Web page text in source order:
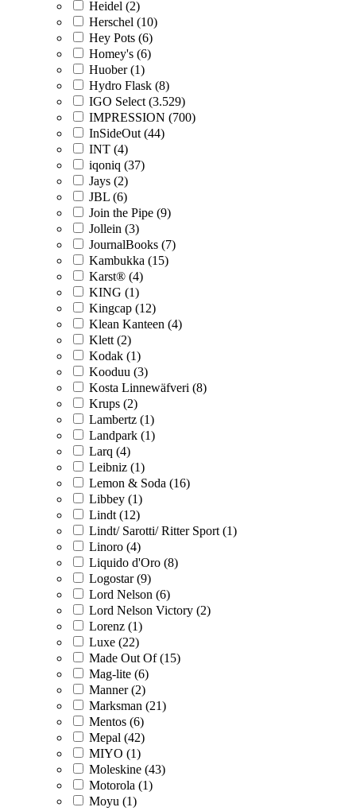
Heidel (2)
Herschel (10)
Hey Pots (6)
Homey's (6)
Huober (1)
Hydro Flask (8)
IGO Select (3.529)
IMPRESSION (700)
InSideOut (44)
INT (4)
iqoniq (37)
Jays (2)
JBL (6)
Join the Pipe (9)
Jollein (3)
JournalBooks (7)
Kambukka (15)
Karst® (4)
KING (1)
Kingcap (12)
Klean Kanteen (4)
Klett (2)
Kodak (1)
Kooduu (3)
Kosta Linnewäfveri (8)
Krups (2)
Lambertz (1)
Landpark (1)
Larq (4)
Leibniz (1)
Lemon & Soda (16)
Libbey (1)
Lindt (12)
Lindt/ Sarotti/ Ritter Sport (1)
Linoro (4)
Liquido d'Oro (8)
Logostar (9)
Lord Nelson (6)
Lord Nelson Victory (2)
Lorenz (1)
Luxe (22)
Made Out Of (15)
Mag-lite (6)
Manner (2)
Marksman (21)
Mentos (6)
Mepal (42)
MIYO (1)
Moleskine (43)
Motorola (1)
Moyu (1)